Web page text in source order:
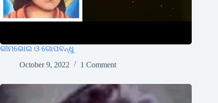
ଭୀମଭୋଇ ଓ ଗୋପବନ୍ଧୁ
October 9, 2022
1 Comment